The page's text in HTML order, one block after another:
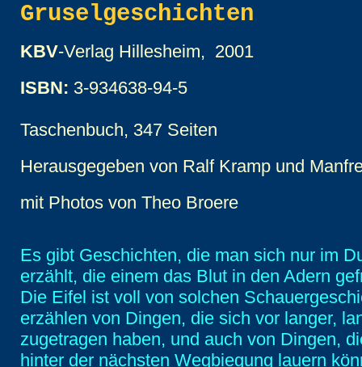
Gruselgeschichten
KBV-Verlag Hillesheim, 2001
ISBN: 3-934638-94-5
Taschenbuch, 347 Seiten
Herausgegeben von Ralf Kramp und
mit Photos von Theo Broere
Es gibt Geschichten, die man sich nur im
erzählt, die einem das Blut in den Adern
Die Eifel ist voll von solchen
erzählen von Dingen, die sich vor langer,
zugetragen haben, und auch von Dingen,
hinter der nächsten Wegbiegung lauern